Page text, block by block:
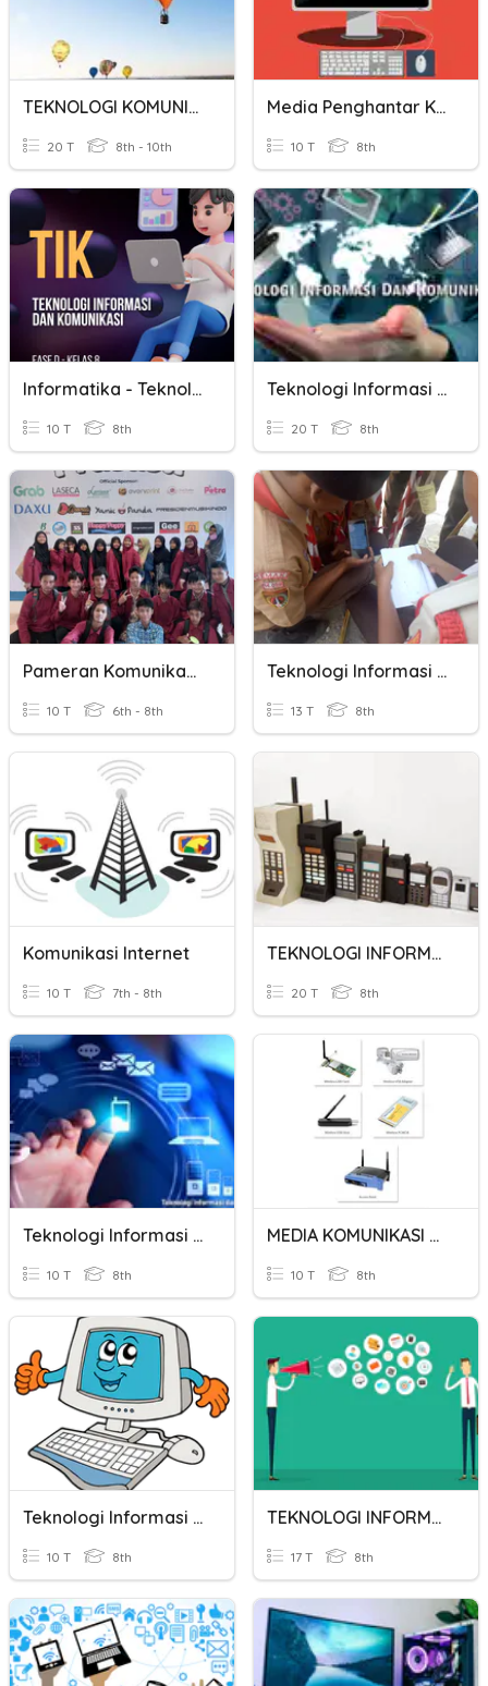
TEKNOLOGI KOMUNIKASI
20 T 8th - 10th
Media Penghantar Komunikasi
10 T 8th
Informatika - Teknologi Informasi Dan Komunikasi
10 T 8th
Teknologi Informasi Dan Komunikasi (TIK)
20 T 8th
Pameran Komunikasi UNY
10 T 6th - 8th
Teknologi Informasi Dan Komunikasi
13 T 8th
Komunikasi Internet
10 T 7th - 8th
TEKNOLOGI INFORMASI DAN KOMUNIKASI [TIK]
20 T 8th
Teknologi Informasi Dan Komunikasi
10 T 8th
MEDIA KOMUNIKASI JARINGAN KOMPUTER
10 T 8th
Teknologi Informasi Dan Komunikasi
10 T 8th
TEKNOLOGI INFORMASI DAN KOMUNIKASI
17 T 8th